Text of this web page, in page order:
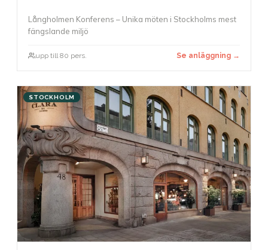
Långholmen Konferens – Unika möten i Stockholms mest
fängslande miljö
upp till 80 pers. Se anläggning →
STOCKHOLM